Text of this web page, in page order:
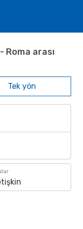
Roma arası
Tek yön